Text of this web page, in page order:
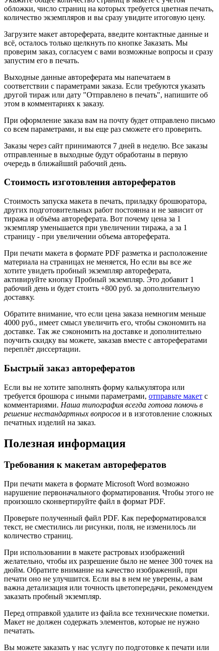
обложки, число страниц на которых требуется цветная печать,
количество экземпляров и вы сразу увидите итоговую цену.
Загрузите макет автореферата, введите контактные данные и
всё, осталось только щелкнуть по кнопке Заказать. Мы
проверим заказ, согласуем с вами возможные вопросы и сразу
запустим его в печать.
Выходные данные автореферата мы напечатаем в
соответствии с параметрами заказа. Если требуются указать
другой тираж или дату "Отправлено в печать", напишите об
этом в комментариях к заказу.
При оформление заказа вам на почту будет отправлено письмо
со всем параметрами, и вы еще раз сможете его проверить.
Заказы через сайт принимаются 7 дней в неделю. Все заказы
отправленные в выходные будут обработаны в первую
очередь в ближайший рабочий день.
Стоимость изготовления авторефератов
Стоимость запуска макета в печать, приладку брошюратора,
других подготовительных работ постоянна и не зависит от
тиража и объёма автореферата. Вот почему цена за 1
экземпляр уменьшается при увеличении тиража, а за 1
страницу - при увеличении объема автореферата.
При печати макета в формате PDF разметка и расположение
материала на страницах не меняется, Но если вы все же
хотите увидеть пробный экземпляр автореферата,
активируйте кнопку Пробный экземпляр. Это добавит 1
рабочий день и будет стоить +800 руб. за дополнительную
доставку.
Обратите внимание, что если цена заказа немногим меньше
4000 руб., имеет смысл увеличить его, чтобы сэкономить на
доставке. Так же сэкономить на доставке и дополнительно
поучить скидку вы можете, заказав вместе с авторефератами
переплёт диссертации.
Быстрый заказ авторефератов
Если вы не хотите заполнять форму калькулятора или
требуется брошюра с иными параметрами, отправьте макет с
комментариями. Наша типография всегда готова помочь в
решение нестандартных вопросов и в изготовление сложных
печатных изделий на заказ.
Полезная информация
Требования к макетам авторефератов
При печати макета в формате Microsoft Word возможно
нарушение первоначального форматирования. Чтобы этого не
произошло сконвертируйте файл в формат PDF.
Проверьте полученный файл PDF. Как переформатировался
текст, не сместились ли рисунки, поля, не изменилось ли
количество страниц.
При использовании в макете растровых изображений
желательно, чтобы их разрешение было не менее 300 точек на
дюйм. Обратите внимание на качество изображений, при
печати оно не улучшится. Если вы в нем не уверены, а вам
важна детализация или точность цветопередачи, рекомендуем
заказать пробный экземпляр.
Перед отправкой удалите из файла все технические пометки.
Макет не должен содержать элементов, которые не нужно
печатать.
Вы можете заказать у нас услугу по подготовке к печати или